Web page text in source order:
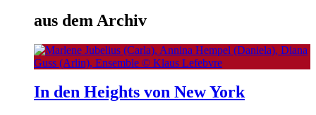
aus dem Archiv
In den Heights von New York